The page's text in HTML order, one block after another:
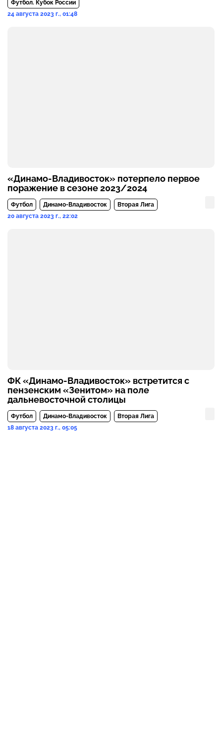
Футбол. Кубок России
24 августа 2023 г., 01:48
«Динамо-Владивосток» потерпело первое
поражение в сезоне 2023/2024
Футбол Динамо-Владивосток
Вторая Лига
20 августа 2023 г., 22:02
ФК «Динамо-Владивосток» встретится с
пензенским «Зенитом» на поле
дальневосточной столицы
Футбол Динамо-Владивосток
Вторая Лига
18 августа 2023 г., 05:05